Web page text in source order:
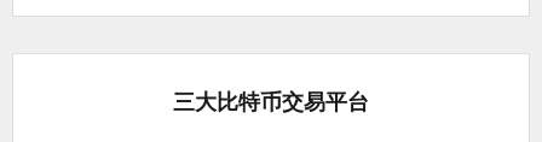
三大比特币交易平台